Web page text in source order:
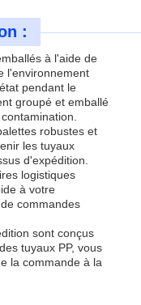
:
à l'aide de
l'environnement
pendant le
groupé et emballé
robustes et
les tuyaux
d'expédition.
logistiques
à votre
commandes
sont conçus
tuyaux PP, vous
la commande à la